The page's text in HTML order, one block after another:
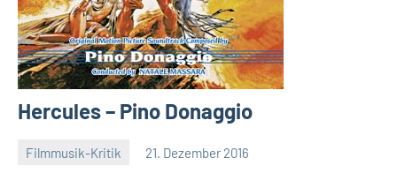
Hercules – Pino Donaggio
Filmmusik-Kritik 21. Dezember 2016